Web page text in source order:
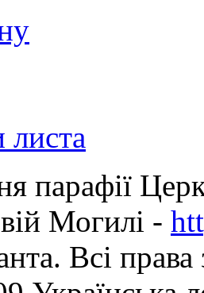
листа
парафії
Могилі -
Всі